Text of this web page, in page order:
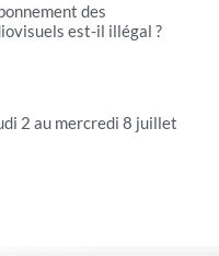
des
est-il illégal ?
2 au mercredi 8 juillet